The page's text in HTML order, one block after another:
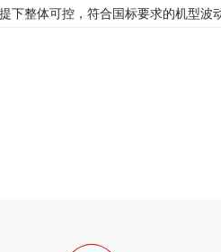
整体可控，符合国标要求的机型波